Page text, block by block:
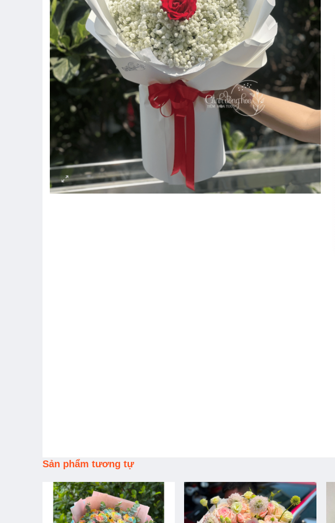
Sản phẩm tương tự